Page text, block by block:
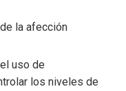
la afección
uso de
los niveles de